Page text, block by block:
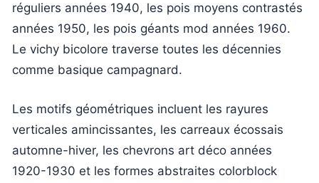
réguliers années 1940, les pois moyens contrastés
années 1950, les pois géants mod années 1960.
Le vichy bicolore traverse toutes les décennies
comme basique campagnard.
Les motifs géométriques incluent les rayures
verticales amincissantes, les carreaux écossais
automne-hiver, les chevrons art déco années
1920-1930 et les formes abstraites colorblock